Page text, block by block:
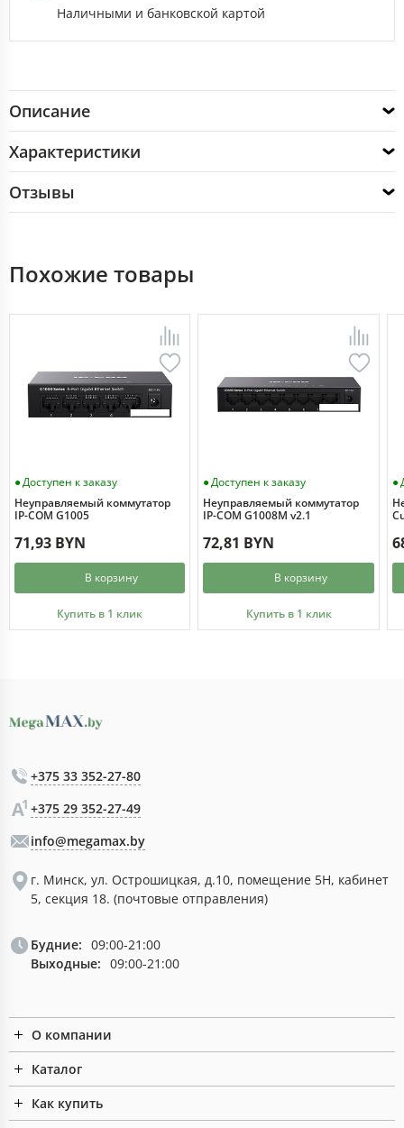
Наличными и банковской картой
Описание
Характеристики
Отзывы
Похожие товары
Доступен к заказу
Неуправляемый коммутатор
IP-COM G1005
71,93 BYN
В корзину
Купить в 1 клик
Доступен к заказу
Неуправляемый коммутатор
IP-COM G1008M v2.1
72,81 BYN
В корзину
Купить в 1 клик
+375 33 352-27-80
+375 29 352-27-49
info@megamax.by
г. Минск, ул. Острошицкая, д.10, помещение 5Н, кабинет
5, секция 18. (почтовые отправления)
Будние: 09:00-21:00
Выходные: 09:00-21:00
О компании
Каталог
Как купить